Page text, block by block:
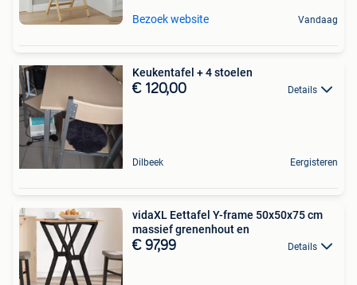
Bezoek website Vandaag
Keukentafel + 4 stoelen
€ 120,00 Details
Dilbeek Eergisteren
vidaXL Eettafel Y-frame 50x50x75 cm
massief grenenhout en
€ 97,99 Details